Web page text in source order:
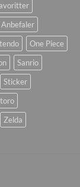
Anbefaler
One Piece
Sanrio
Sticker
Zelda